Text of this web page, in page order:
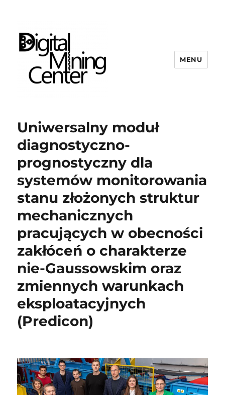
MENU
Uniwersalny moduł
diagnostyczno-
prognostyczny dla
systemów monitorowania
stanu złożonych struktur
mechanicznych
pracujących w obecności
zakłóceń o charakterze
nie-Gaussowskim oraz
zmiennych warunkach
eksploatacyjnych
(Predicon)